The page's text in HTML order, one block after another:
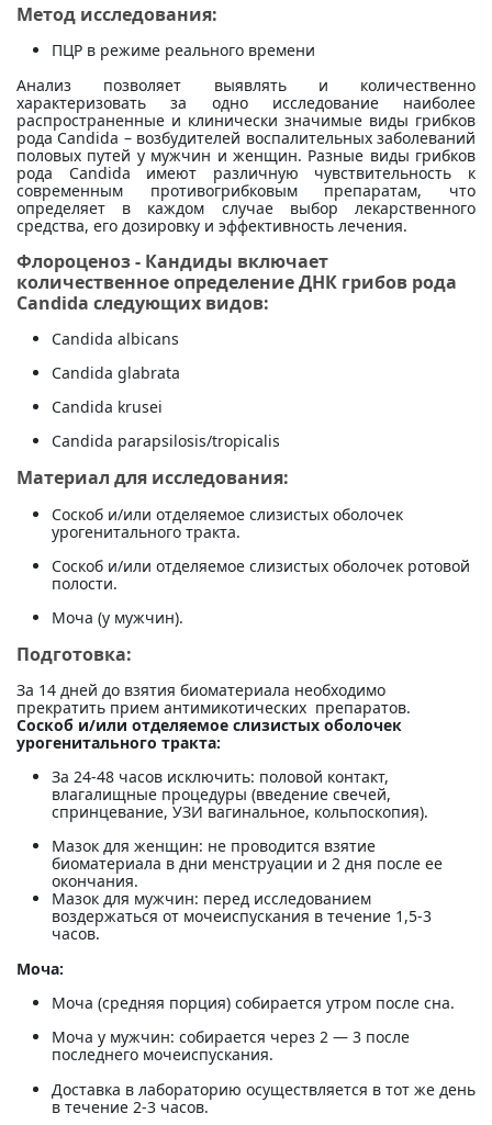
Метод исследования:
ПЦР в режиме реального времени
Анализ позволяет выявлять и количественно
характеризовать за одно исследование наиболее
распространенные и клинически значимые виды грибков
рода Candida – возбудителей воспалительных заболеваний
половых путей у мужчин и женщин. Разные виды грибков
рода Candida имеют различную чувствительность к
современным противогрибковым препаратам, что
определяет в каждом случае выбор лекарственного
средства, его дозировку и эффективность лечения.
Флороценоз - Кандиды включает
количественное определение ДНК грибов рода
Candida следующих видов:
Candida albicans
Candida glabrata
Candida krusei
Candida parapsilosis/tropicalis
Материал для исследования:
Соскоб и/или отделяемое слизистых оболочек
урогенитального тракта.
Соскоб и/или отделяемое слизистых оболочек ротовой
полости.
Моча (у мужчин).
Подготовка:
За 14 дней до взятия биоматериала необходимо
прекратить прием антимикотических препаратов.
Соскоб и/или отделяемое слизистых оболочек
урогенитального тракта:
За 24-48 часов исключить: половой контакт,
влагалищные процедуры (введение свечей,
спринцевание, УЗИ вагинальное, кольпоскопия).
Мазок для женщин: не проводится взятие
биоматериала в дни менструации и 2 дня после ее
окончания.
Мазок для мужчин: перед исследованием
воздержаться от мочеиспускания в течение 1,5-3
часов.
Моча:
Моча (средняя порция) собирается утром после сна.
Моча у мужчин: собирается через 2 — 3 после
последнего мочеиспускания.
Доставка в лабораторию осуществляется в тот же день
в течение 2-3 часов.